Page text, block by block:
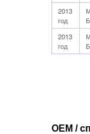
2013
год
2013
год
OEM /